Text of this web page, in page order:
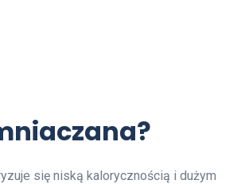
się niską kalorycznością i dużym